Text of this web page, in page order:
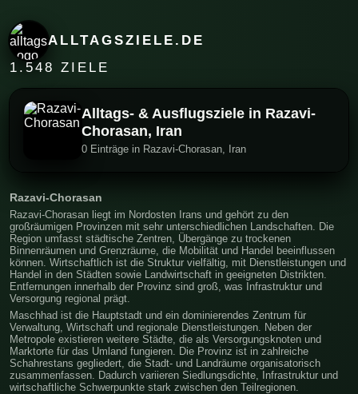
ALLTAGSZIELE.DE
1.548 ZIELE
Alltags- & Ausflugsziele in Razavi-
Chorasan, Iran
0 Einträge in Razavi-Chorasan, Iran
Razavi-Chorasan
Razavi-Chorasan liegt im Nordosten Irans und gehört zu den
großräumigen Provinzen mit sehr unterschiedlichen Landschaften. Die
Region umfasst städtische Zentren, Übergänge zu trockenen
Binnenräumen und Grenzräume, die Mobilität und Handel beeinflussen
können. Wirtschaftlich ist die Struktur vielfältig, mit Dienstleistungen und
Handel in den Städten sowie Landwirtschaft in geeigneten Distrikten.
Entfernungen innerhalb der Provinz sind groß, was Infrastruktur und
Versorgung regional prägt.
Maschhad ist die Hauptstadt und ein dominierendes Zentrum für
Verwaltung, Wirtschaft und regionale Dienstleistungen. Neben der
Metropole existieren weitere Städte, die als Versorgungsknoten und
Marktorte für das Umland fungieren. Die Provinz ist in zahlreiche
Schahrestans gegliedert, die Stadt- und Landräume organisatorisch
zusammenfassen. Dadurch variieren Siedlungsdichte, Infrastruktur und
wirtschaftliche Schwerpunkte stark zwischen den Teilregionen.